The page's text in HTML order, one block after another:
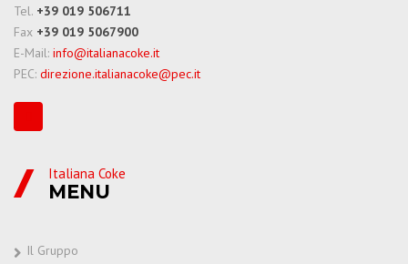
Tel. +39 019 506711
Fax +39 019 5067900
E-Mail: info@italianacoke.it
PEC: direzione.italianacoke@pec.it
Italiana Coke
MENU
Il Gruppo